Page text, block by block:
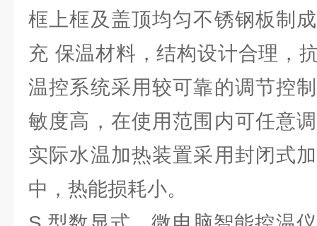
框上框及盖顶均匀不锈钢板制
充 保温材料，结构设计合理，
温控系统采用较可靠的调节控
敏度高，在使用范围内可任意
实际水温加热装置采用封闭式
中，热能损耗小。